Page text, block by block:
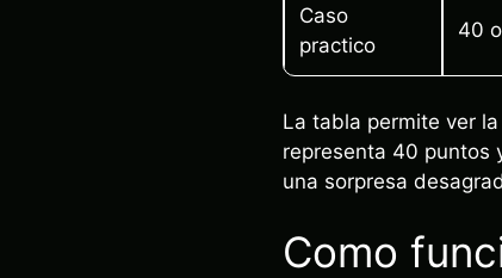
Caso
practico
40
La tabla permite ver
representa 40 puntos
una sorpresa
Como